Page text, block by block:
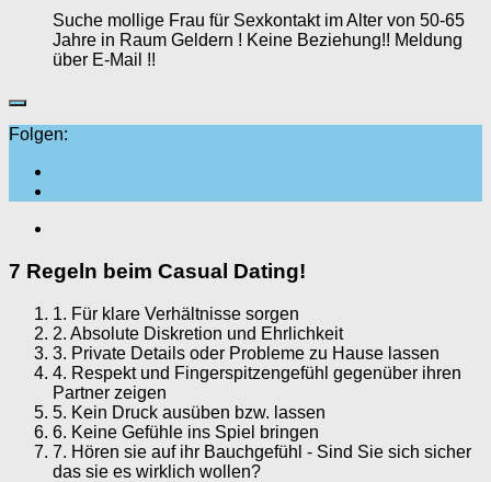
Suche mollige Frau für Sexkontakt im Alter von 50-65
Jahre in Raum Geldern ! Keine Beziehung!! Meldung
über E-Mail !!
Folgen:
7 Regeln beim Casual Dating!
1. Für klare Verhältnisse sorgen
2. Absolute Diskretion und Ehrlichkeit
3. Private Details oder Probleme zu Hause lassen
4. Respekt und Fingerspitzengefühl gegenüber ihren
Partner zeigen
5. Kein Druck ausüben bzw. lassen
6. Keine Gefühle ins Spiel bringen
7. Hören sie auf ihr Bauchgefühl - Sind Sie sich sicher
das sie es wirklich wollen?